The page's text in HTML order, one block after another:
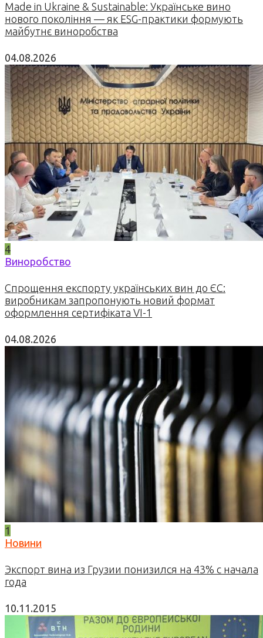
Made in Ukraine & Sustainable: Українське вино
нового покоління — як ESG-практики формують
майбутнє виноробства
04.08.2026
4
Виноробство
Спрощення експорту українських вин до ЄС:
виробникам запропонують новий формат
оформлення сертифіката VI-1
04.08.2026
1
Новини
Экспорт вина из Грузии понизился на 43% с начала
года
10.11.2015